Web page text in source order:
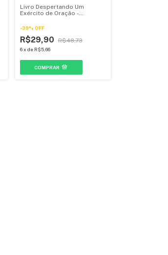
Livro Despertando Um
Exército de Oração -
-39% OFF
R$29,90 R$48,73
6x de R$5,66